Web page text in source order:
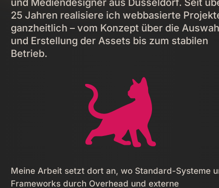
25 Jahren realisiere ich webbasierte
ganzheitlich – vom Konzept über die
und Erstellung der Assets bis zum stabilen
Betrieb.
Meine Arbeit setzt dort an, wo Standard-Systeme
Frameworks durch Overhead und externe